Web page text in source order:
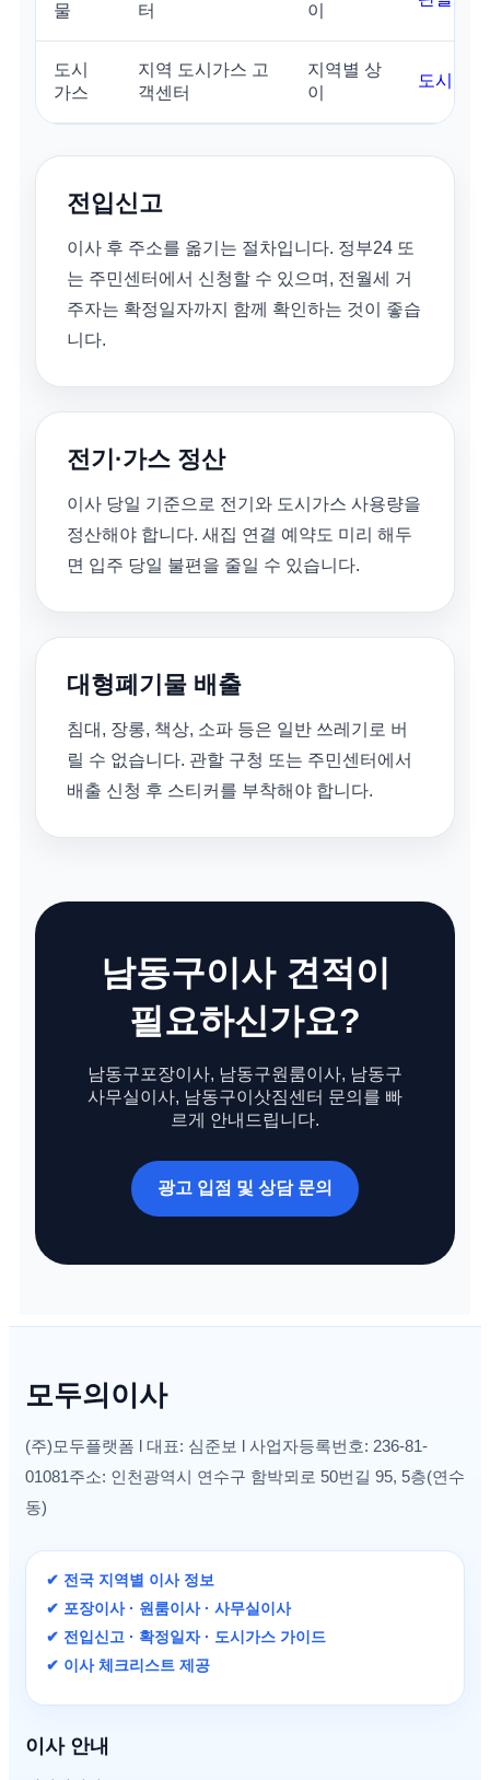
물 터 이
도시
가스
지역 도시가스 고
객센터
지역별 상
이
도시가
전입신고
이사 후 주소를 옮기는 절차입니다. 정부24 또
는 주민센터에서 신청할 수 있으며, 전월세 거
주자는 확정일자까지 함께 확인하는 것이 좋습
니다.
전기·가스 정산
이사 당일 기준으로 전기와 도시가스 사용량을
정산해야 합니다. 새집 연결 예약도 미리 해두
면 입주 당일 불편을 줄일 수 있습니다.
대형폐기물 배출
침대, 장롱, 책상, 소파 등은 일반 쓰레기로 버
릴 수 없습니다. 관할 구청 또는 주민센터에서
배출 신청 후 스티커를 부착해야 합니다.
남동구이사 견적이
필요하신가요?
남동구포장이사, 남동구원룸이사, 남동구
사무실이사, 남동구이삿짐센터 문의를 빠
르게 안내드립니다.
광고 입점 및 상담 문의
모두의이사
(주)모두플랫폼 l 대표: 심준보 l 사업자등록번호: 236-81-
01081주소: 인천광역시 연수구 함박뫼로 50번길 95, 5층(연수
동)
✔ 전국 지역별 이사 정보
✔ 포장이사 · 원룸이사 · 사무실이사
✔ 전입신고 · 확정일자 · 도시가스 가이드
✔ 이사 체크리스트 제공
이사 안내